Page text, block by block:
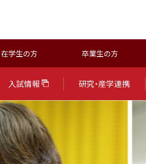
在学生の方 卒業生の方
入試情報 研究・産学連携